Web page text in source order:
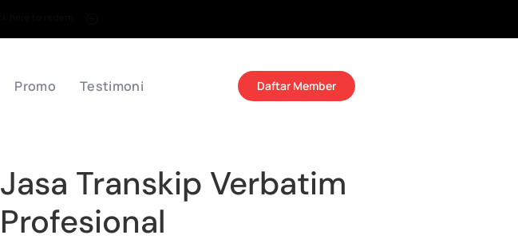
Promo Testimoni Daftar Member
Jasa Transkip Verbatim
Profesional